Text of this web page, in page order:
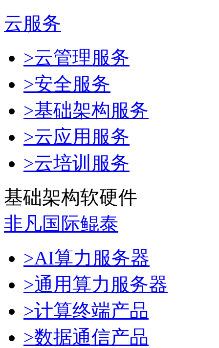
云服务
>云管理服务
>安全服务
>基础架构服务
>云应用服务
>云培训服务
基础架构软硬件
非凡国际鲲泰
>AI算力服务器
>通用算力服务器
>计算终端产品
>数据通信产品